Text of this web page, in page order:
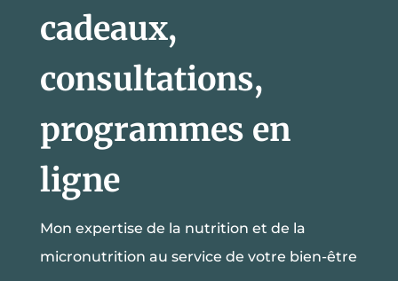
cadeaux,
consultations,
programmes en
ligne
Mon expertise de la nutrition et de la
micronutrition au service de votre bien-être